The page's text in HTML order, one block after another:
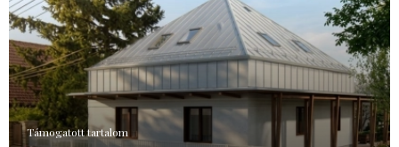
Támogatott tartalom